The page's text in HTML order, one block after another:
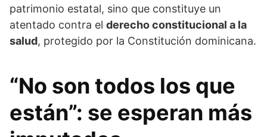
patrimonio estatal, sino que constituye un
atentado contra el derecho constitucional a la
salud, protegido por la Constitución dominicana.
“No son todos los que
están”: se esperan más